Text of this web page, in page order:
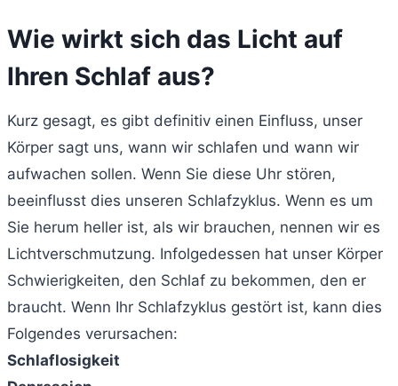
Wie wirkt sich das Licht auf
Ihren Schlaf aus?
Kurz gesagt, es gibt definitiv einen Einfluss, unser
Körper sagt uns, wann wir schlafen und wann wir
aufwachen sollen. Wenn Sie diese Uhr stören,
beeinflusst dies unseren Schlafzyklus. Wenn es um
Sie herum heller ist, als wir brauchen, nennen wir es
Lichtverschmutzung. Infolgedessen hat unser Körper
Schwierigkeiten, den Schlaf zu bekommen, den er
braucht. Wenn Ihr Schlafzyklus gestört ist, kann dies
Folgendes verursachen:
Schlaflosigkeit